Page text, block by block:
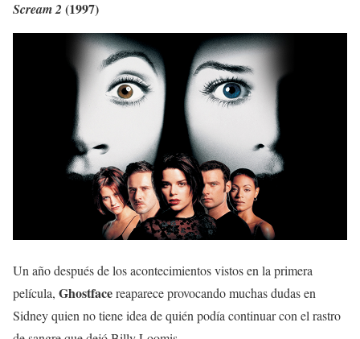
Scream 2 (1997)
Un año después de los acontecimientos vistos en la primera
película, Ghostfacereaparece provocando muchas dudas en
Sidney quien no tiene idea de quién podía continuar con el rastro